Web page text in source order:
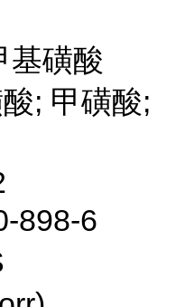
基磺酸
; 甲磺酸;
898-6